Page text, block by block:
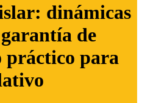
dinámicas
de
práctico para